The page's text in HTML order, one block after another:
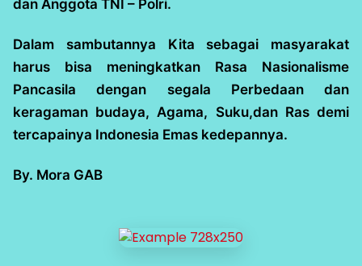
dan Anggota TNI – Polri.
Dalam sambutannya Kita sebagai masyarakat
harus bisa meningkatkan Rasa Nasionalisme
Pancasila dengan segala Perbedaan dan
keragaman budaya, Agama, Suku,dan Ras demi
tercapainya Indonesia Emas kedepannya.
By. Mora GAB